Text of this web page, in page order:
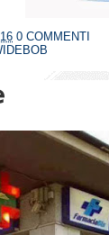
0 COMMENTI